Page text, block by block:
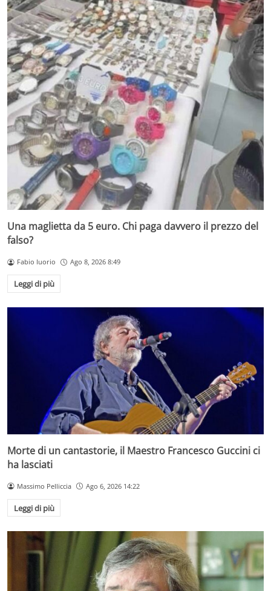
Una maglietta da 5 euro. Chi paga davvero il prezzo del
falso?
Fabio Iuorio Ago 8, 2026 8:49
Leggi di più
Morte di un cantastorie, il Maestro Francesco Guccini ci
ha lasciati
Massimo Pelliccia Ago 6, 2026 14:22
Leggi di più